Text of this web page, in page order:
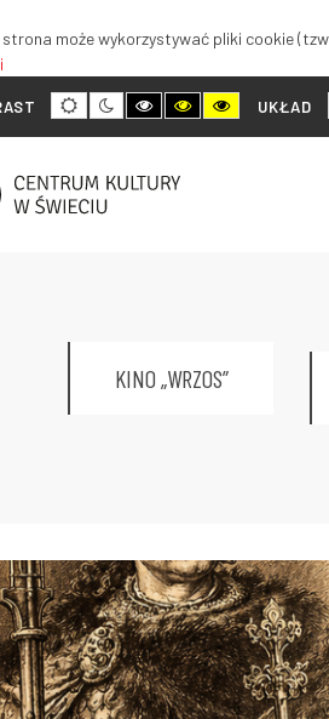
strona może wykorzystywać pliki cookie
Tryb
domyślny
Tryb
nocny
Tryb
wysokiego
kontrastu
biały
Tryb
wysokiego
kontrastu
Tryb
wysokiego
kontrastu
UKŁAD
KINO „WRZOS”